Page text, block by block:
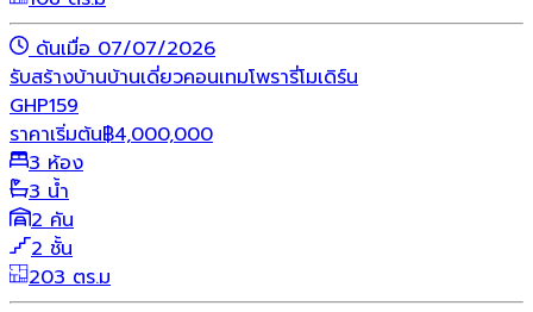
ดันเมื่อ 07/07/2026
รับสร้างบ้านบ้านเดี่ยวคอนเทมโพรารี่โมเดิร์น
GHP159
ราคาเริ่มต้น฿4,000,000
3 ห้อง
3 น้ำ
2 คัน
2 ชั้น
203 ตร.ม